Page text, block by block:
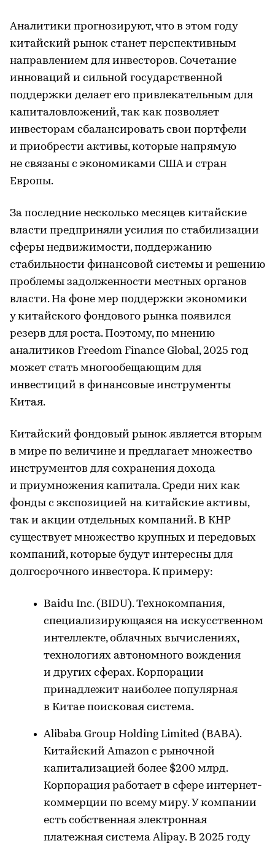
Аналитики прогнозируют, что в этом году
китайский рынок станет перспективным
направлением для инвесторов. Сочетание
инноваций и сильной государственной
поддержки делает его привлекательным для
капиталовложений, так как позволяет
инвесторам сбалансировать свои портфели
и приобрести активы, которые напрямую
не связаны с экономиками США и стран
Европы.
За последние несколько месяцев китайские
власти предприняли усилия по стабилизации
сферы недвижимости, поддержанию
стабильности финансовой системы и решению
проблемы задолженности местных органов
власти. На фоне мер поддержки экономики
у китайского фондового рынка появился
резерв для роста. Поэтому, по мнению
аналитиков Freedom Finance Global, 2025 год
может стать многообещающим для
инвестиций в финансовые инструменты
Китая.
Китайский фондовый рынок является вторым
в мире по величине и предлагает множество
инструментов для сохранения дохода
и приумножения капитала. Среди них как
фонды с экспозицией на китайские активы,
так и акции отдельных компаний. В КНР
существует множество крупных и передовых
компаний, которые будут интересны для
долгосрочного инвестора. К примеру:
Baidu Inc. (BIDU). Технокомпания,
специализирующаяся на искусственном
интеллекте, облачных вычислениях,
технологиях автономного вождения
и других сферах. Корпорации
принадлежит наиболее популярная
в Китае поисковая система.
Alibaba Group Holding Limited (BABA).
Китайский Amazon с рыночной
капитализацией более $200 млрд.
Корпорация работает в сфере интернет-
коммерции по всему миру. У компании
есть собственная электронная
платежная система Alipay. В 2025 году